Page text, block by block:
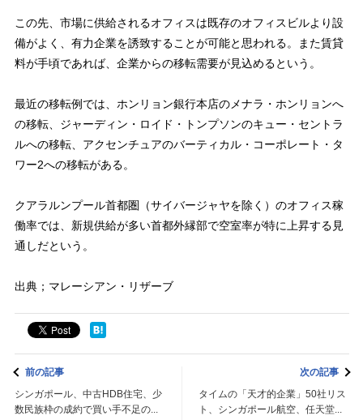
この先、市場に供給されるオフィスは既存のオフィスビルより設
備がよく、有力企業を誘致することが可能と思われる。また賃貸
料が手頃であれば、企業からの移転需要が見込めるという。
最近の移転例では、ホンリョン銀行本店のメナラ・ホンリョンへ
の移転、ジャーディン・ロイド・トンプソンのキュー・セントラ
ルへの移転、アクセンチュアのバーティカル・コーポレート・タ
ワー2への移転がある。
クアラルンプール首都圏（サイバージャヤを除く）のオフィス稼
働率では、新規供給が多い首都外縁部で空室率が特に上昇する見
通しだという。
出典；マレーシアン・リザーブ
前の記事
シンガポール、中古HDB住宅、少
数民族枠の成約で買い手不足の...
次の記事
タイムの「天才的企業」50社リス
ト、シンガポール航空、任天堂...